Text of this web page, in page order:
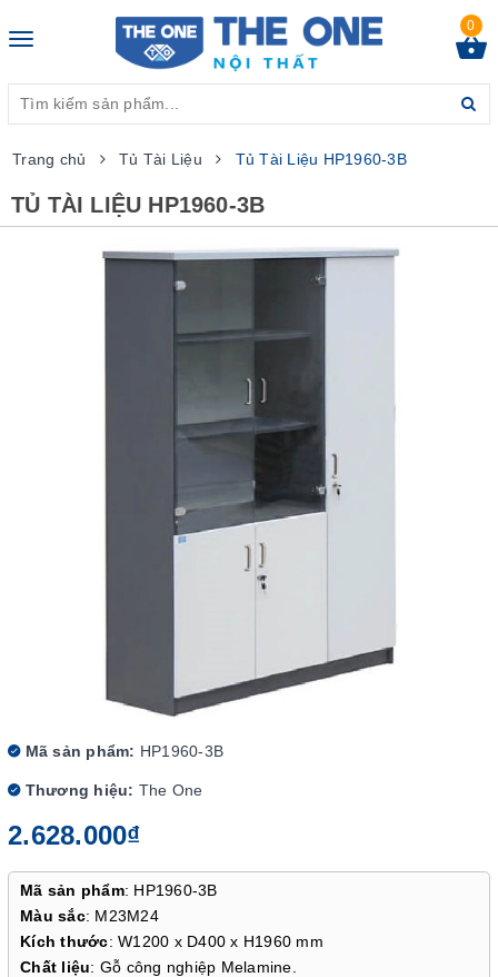
Toggle
0
Trang chủ Tủ Tài Liệu Tủ Tài Liệu HP1960-3B
TỦ TÀI LIỆU HP1960-3B
Mã sản phẩm: HP1960-3B
Thương hiệu: The One
2.628.000₫
Mã sản phẩm: HP1960-3B
Màu sắc: M23M24
Kích thước: W1200 x D400 x H1960 mm
Chất liệu: Gỗ công nghiệp Melamine.